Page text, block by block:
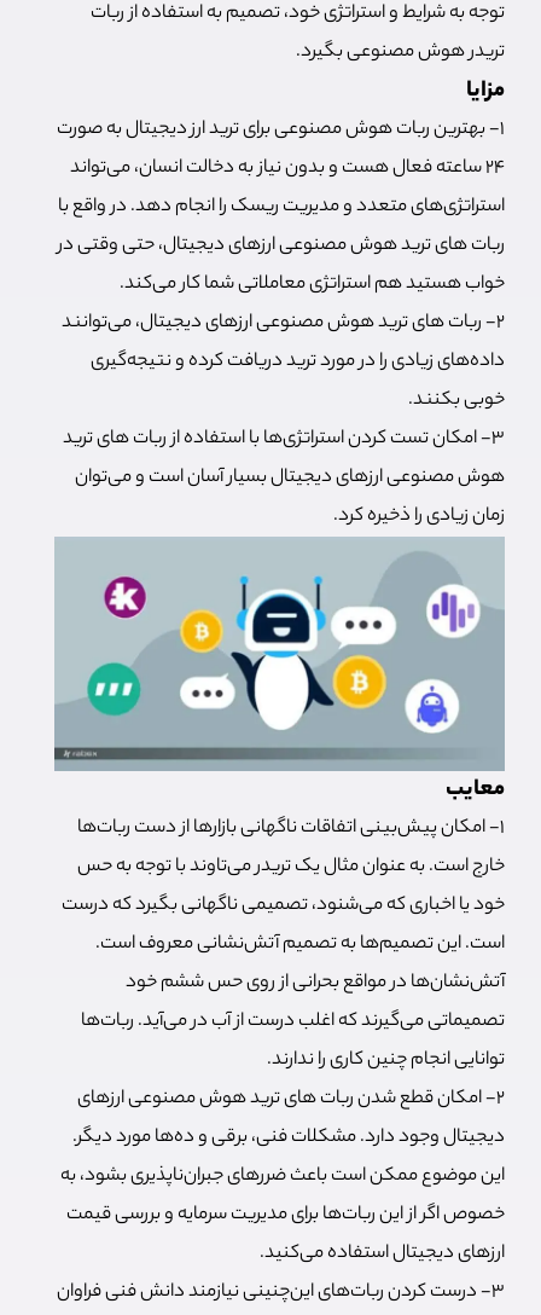
توجه به شرایط و استراتژی خود، تصمیم به استفاده از ربات
تریدر هوش مصنوعی بگیرد.
مزایا
1- بهترین ربات هوش مصنوعی برای ترید ارز دیجیتال به صورت
24 ساعته فعال هست و بدون نیاز به دخالت انسان، می‌تواند
استراتژی‌های متعدد و مدیریت ریسک را انجام دهد. در واقع با
ربات های ترید هوش مصنوعی ارزهای دیجیتال، حتی وقتی در
خواب هستید هم استراتژی معاملاتی شما کار می‌کند.
2- ربات های ترید هوش مصنوعی ارزهای دیجیتال، می‌توانند
داده‌های زیادی را در مورد ترید دریافت کرده و نتیجه‌گیری
خوبی بکنند.
3- امکان تست کردن استراتژی‌ها با استفاده از ربات های ترید
هوش مصنوعی ارزهای دیجیتال بسیار آسان است و می‌توان
زمان زیادی را ذخیره کرد.
معایب
1- امکان پیش‌بینی اتفاقات ناگهانی بازارها از دست ربات‌ها
خارج است. به عنوان مثال یک تریدر می‌تاوند با توجه به حس
خود یا اخباری که می‌شنود، تصمیمی ناگهانی بگیرد که درست
است. این تصمیم‌ها به تصمیم آتش‌نشانی معروف است.
آتش‌نشان‌ها در مواقع بحرانی از روی حس ششم خود
تصمیماتی می‌گیرند که اغلب درست از آب در می‌آید. ربات‌ها
توانایی انجام چنین کاری را ندارند.
2- امکان قطع شدن ربات های ترید هوش مصنوعی ارزهای
دیجیتال وجود دارد. مشکلات فنی، برقی و ده‌ها مورد دیگر.
این موضوع ممکن است باعث ضررهای جبران‌ناپذیری بشود، به
خصوص اگر از این ربات‌ها برای مدیریت سرمایه و بررسی قیمت
ارزهای دیجیتال استفاده می‌کنید.
3- درست کردن ربات‌های این‌چنینی نیازمند دانش فنی فراوان